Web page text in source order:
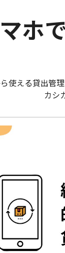
ホ
使える貸出管
カシ